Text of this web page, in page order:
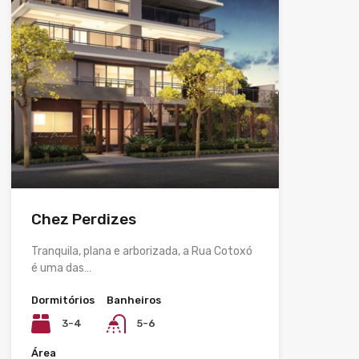
Chez Perdizes
Tranquila, plana e arborizada, a Rua Cotoxó
é uma das…
Dormitórios
3-4
Banheiros
5-6
Área